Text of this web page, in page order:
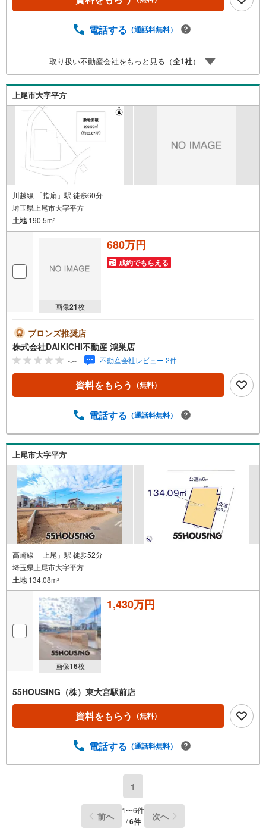
気密測定、C値0.4前後の超高気密の住宅です。・営業を通
い。◎ローソンまで約380mで便利。開放的な角地で日当た
電話する （通話料無料）
取り扱い不動産会社をもっと見る（全1社）
上尾市大字平方
川越線 「指扇」駅 徒歩60分
埼玉県上尾市大字平方
土地190.5m2
画像21枚
680万円
成約でもらえる
ブロンズ推奨店
株式会社DAIKICHI不動産 鴻巣店
-.-- 不動産会社レビュー 2件
資料をもらう （無料）
電話する （通話料無料）
上尾市大字平方
高崎線 「上尾」駅 徒歩52分
埼玉県上尾市大字平方
土地134.08m2
画像16枚
1,430万円
55HOUSING（株）東大宮駅前店
資料をもらう （無料）
電話する （通話料無料）
1
前へ 1〜6件
/6件 次へ